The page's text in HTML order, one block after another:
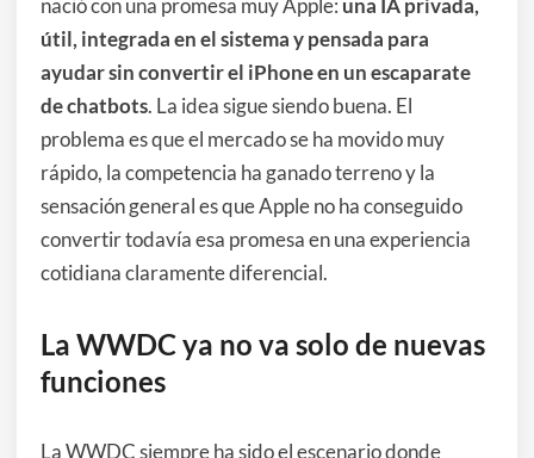
útil, integrada en el sistema y pensada para
ayudar sin convertir el iPhone en un escaparate
de chatbots. La idea sigue siendo buena. El
problema es que el mercado se ha movido muy
rápido, la competencia ha ganado terreno y la
sensación general es que Apple no ha conseguido
convertir todavía esa promesa en una experiencia
cotidiana claramente diferencial.
La WWDC ya no va solo de nuevas
funciones
La WWDC siempre ha sido el escenario donde